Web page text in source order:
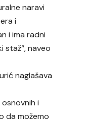
naravi
i
i ima radni
staž“, naveo
naglašava
i
da možemo